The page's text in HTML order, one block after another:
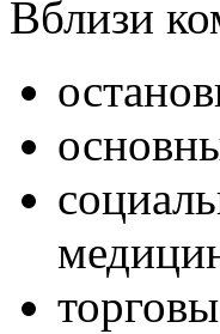
Вблизи